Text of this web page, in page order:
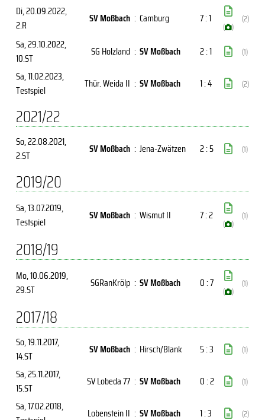
Di, 20.09.2022,
2.R
SV Moßbach : Camburg 7 : 1
( )
(2)
Sa, 29.10.2022,
10.ST
SG Holzland : SV Moßbach 2 : 1 (1)
Sa, 11.02.2023,
Testspiel
Thür. Weida II : SV Moßbach 1 : 4 (2)
2021/22
So, 22.08.2021,
2.ST
SV Moßbach : Jena-Zwätzen 2 : 5 (1)
2019/20
Sa, 13.07.2019,
Testspiel
SV Moßbach : Wismut II 7 : 2
( )
(1)
2018/19
Mo, 10.06.2019,
29.ST
SGRanKrölp : SV Moßbach 0 : 7
( )
(1)
2017/18
So, 19.11.2017,
14.ST
SV Moßbach : Hirsch/Blank 5 : 3 (1)
Sa, 25.11.2017,
15.ST
SV Lobeda 77 : SV Moßbach 0 : 2 (1)
Sa, 17.02.2018,
Lobenstein II : SV Moßbach 1 : 3 (2)